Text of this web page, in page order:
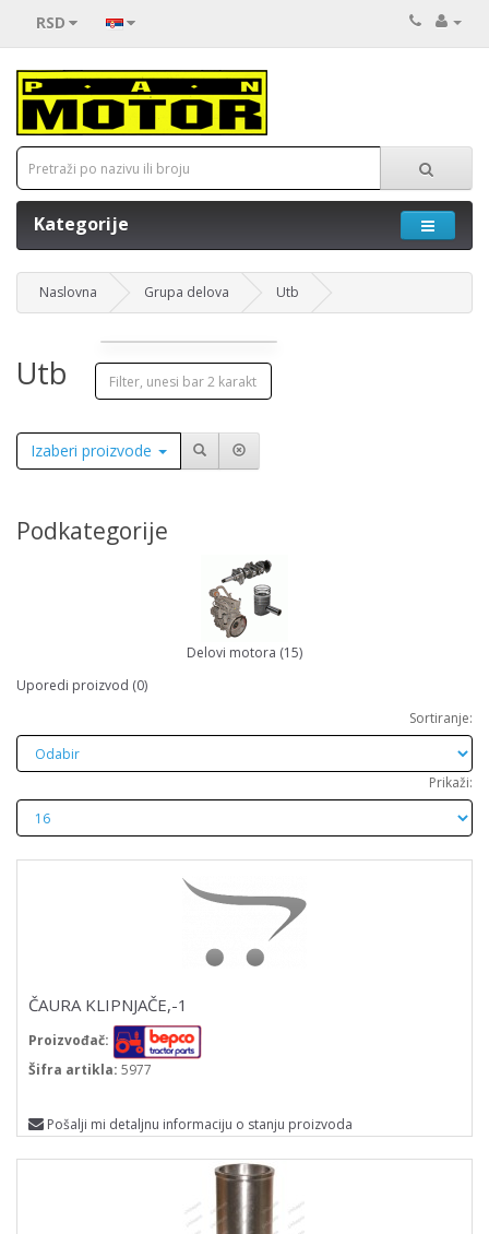
RSD
Kategorije
Naslovna Grupa delova Utb
Utb
Izaberi proizvode
Podkategorije
Delovi motora (15)
Uporedi proizvod (0)
Sortiranje:
Prikaži:
ČAURA KLIPNJAČE,-1
Proizvođač:
Šifra artikla: 5977
Pošalji mi detaljnu informaciju o stanju proizvoda